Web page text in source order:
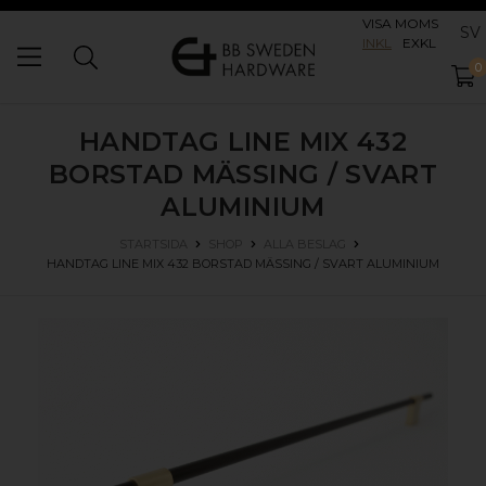
VISA MOMS
INKL
EXKL SV
0
HANDTAG LINE MIX 432
BORSTAD MÄSSING / SVART
ALUMINIUM
STARTSIDA SHOP
ALLA BESLAG
HANDTAG LINE MIX 432 BORSTAD MÄSSING / SVART ALUMINIUM